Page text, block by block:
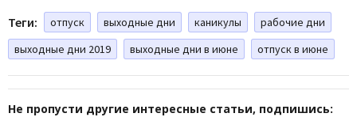
Теги: отпуск выходные дни каникулы
рабочие дни
выходные дни 2019
выходные дни в июне отпуск в июне
Не пропусти другие интересные статьи, подпишись: